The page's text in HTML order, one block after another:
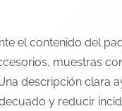
el contenido del
muestras
descripción clara
y reducir